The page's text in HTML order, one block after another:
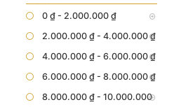
0 ₫ - 2.000.000 ₫
2.000.000 ₫ - 4.000.000 ₫
4.000.000 ₫ - 6.000.000 ₫
6.000.000 ₫ - 8.000.000 ₫
8.000.000 ₫ - 10.000.000